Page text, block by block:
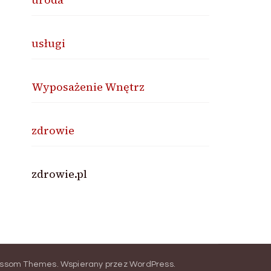
usługi
Wyposażenie Wnętrz
zdrowie
zdrowie.pl
Themes. Wspierany przezWordPress.